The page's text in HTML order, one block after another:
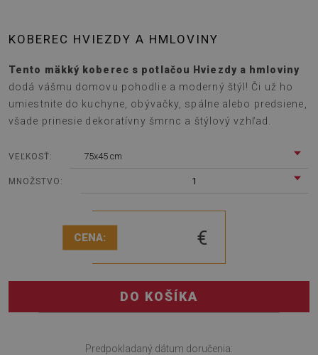
KOBEREC HVIEZDY A HMLOVINY
Tento mäkký koberec s potlačou Hviezdy a hmloviny
dodá vášmu domovu pohodlie a moderný štýl! Či už ho
umiestnite do kuchyne, obývačky, spálne alebo predsiene,
všade prinesie dekoratívny šmrnc a štýlový vzhľad.
VEĽKOSŤ: 75x45 cm
MNOŽSTVO: 1
CENA: €
DO KOŠÍKA
Predpokladaný dátum doručenia: